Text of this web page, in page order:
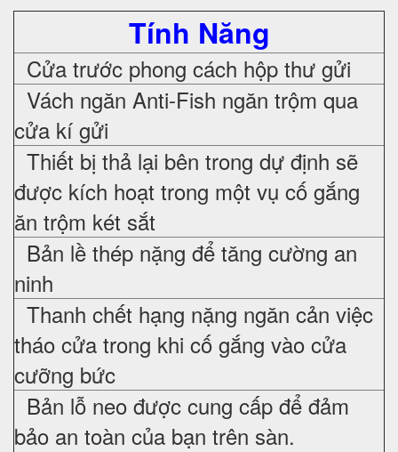
Tính Năng
Cửa trước phong cách hộp thư gửi
Vách ngăn Anti-Fish ngăn trộm qua
cửa kí gửi
Thiết bị thả lại bên trong dự định sẽ
được kích hoạt trong một vụ cố gắng
ăn trộm két sắt
Bản lề thép nặng để tăng cường an
ninh
Thanh chết hạng nặng ngăn cản việc
tháo cửa trong khi cố gắng vào cửa
cưỡng bức
Bản lỗ neo được cung cấp để đảm
bảo an toàn của bạn trên sàn.